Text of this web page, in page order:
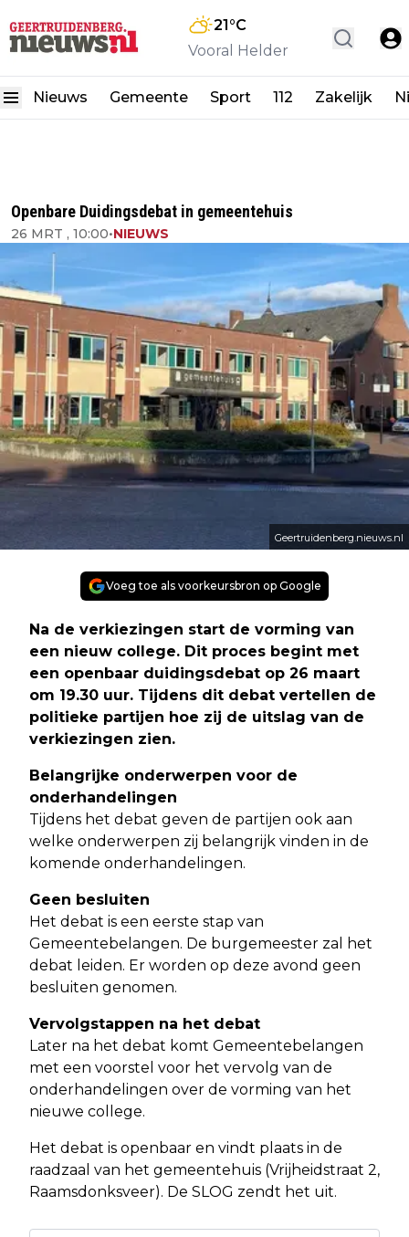
21°C
Vooral Helder
Nieuws Gemeente Sport 112 Zakelijk
Openbare Duidingsdebat in gemeentehuis
26 MRT , 10:00•NIEUWS
Geertruidenberg.nieuws.nl
Voeg toe als voorkeursbron op Google
Na de verkiezingen start de vorming van
een nieuw college. Dit proces begint met
een openbaar duidingsdebat op 26 maart
om 19.30 uur. Tijdens dit debat vertellen de
politieke partijen hoe zij de uitslag van de
verkiezingen zien.
Belangrijke onderwerpen voor de
onderhandelingen
Tijdens het debat geven de partijen ook aan
welke onderwerpen zij belangrijk vinden in de
komende onderhandelingen.
Geen besluiten
Het debat is een eerste stap van
Gemeentebelangen. De burgemeester zal het
debat leiden. Er worden op deze avond geen
besluiten genomen.
Vervolgstappen na het debat
Later na het debat komt Gemeentebelangen
met een voorstel voor het vervolg van de
onderhandelingen over de vorming van het
nieuwe college.
Het debat is openbaar en vindt plaats in de
raadzaal van het gemeentehuis (Vrijheidstraat 2,
Raamsdonksveer). De SLOG zendt het uit.